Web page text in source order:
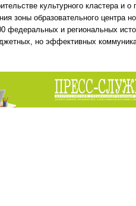
культурного кластера и о
зоны образовательного центра
и региональных
но эффективных